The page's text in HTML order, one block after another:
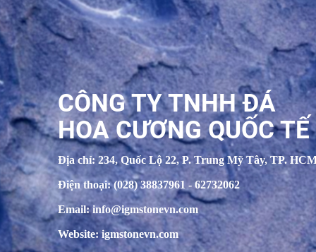
CÔNG TY TNHH ĐÁ
HOA CƯƠNG QUỐC TẾ
Địa chỉ: 234, Quốc Lộ 22, P. Trung Mỹ Tây, TP.
Điện thoại: (028) 38837961 - 62732062
Email: info@igmstonevn.com
Website: igmstonevn.com